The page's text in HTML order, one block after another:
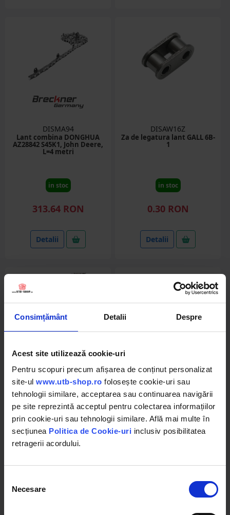
Consimțământ Detalii Despre
Acest site utilizează cookie-uri
Pentru scopuri precum afișarea de conținut personalizat
site-ul www.utb-shop.ro folosește cookie-uri sau
tehnologii similare, acceptarea sau continuarea navigării
pe site reprezintă acceptul pentru colectarea informațiilor
prin cookie-uri sau tehnologii similare. Află mai multe în
secțiunea Politica de Cookie-uri inclusiv posibilitatea
retragerii acordului.
consimțământului
Necesare
DISMA94
Lant combina DONGHUA
AZ28842 S45K1, John Deere,
L=4 metri
in stoc
313.64 RON
Detalii
DISAW16Z
Za de legatura lant GALL 6B-
1
in stoc
0.30 RON
Detalii
DISMA92
Lant combina DONGHUA
1326221 CA627-CPEF5.07,
Oros, 7 pinteni, L=2,15 metri
in stoc
Detalii
DISMA84
Za legatura lant combina
DONGHUA AZ28032 S55 OL,
John Deere
in stoc